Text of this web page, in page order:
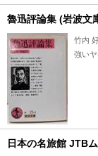
魯迅評論集 (岩波文
竹内
強い
日本の名旅館 JTB